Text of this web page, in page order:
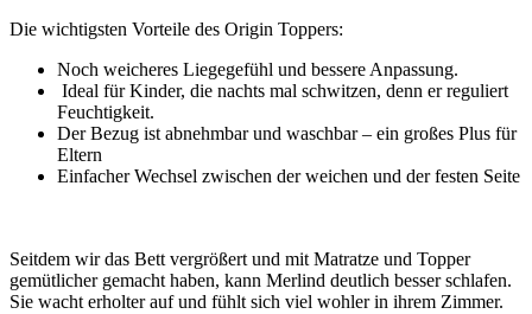
Die wichtigsten Vorteile des Origin Toppers:
Noch weicheres Liegegefühl und bessere Anpassung.
Ideal für Kinder, die nachts mal schwitzen, denn er reguliert
Feuchtigkeit.
Der Bezug ist abnehmbar und waschbar – ein großes Plus für
Eltern
Einfacher Wechsel zwischen der weichen und der festen Seite
Seitdem wir das Bett vergrößert und mit Matratze und Topper
gemütlicher gemacht haben, kann Merlind deutlich besser schlafen.
Sie wacht erholter auf und fühlt sich viel wohler in ihrem Zimmer.